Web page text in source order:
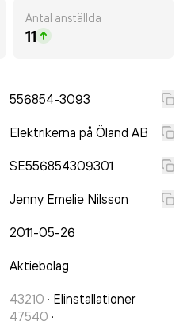
Antal anställda
11
556854-3093
Elektrikerna på Öland AB
SE556854309301
Jenny Emelie Nilsson
2011-05-26
Aktiebolag
43210 · Elinstallationer
47540 ·